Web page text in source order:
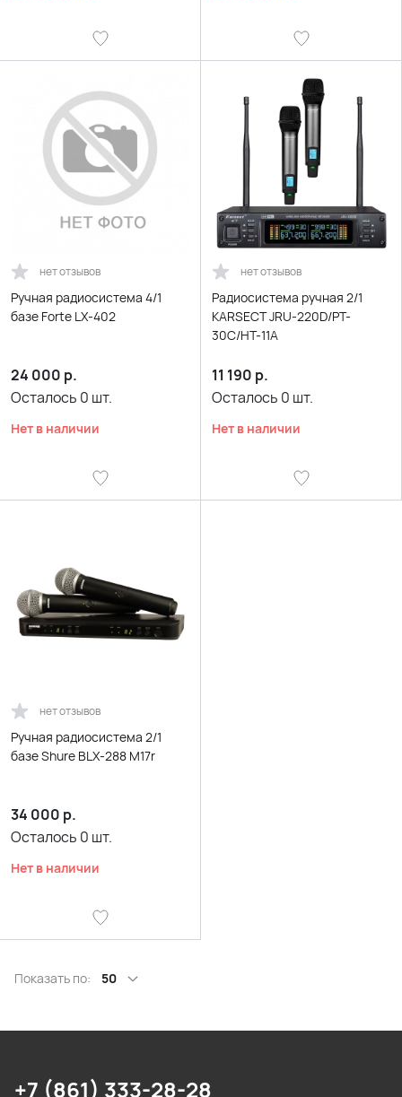
нет отзывов
Ручная радиосистема 4/1
базе Forte LX-402
24 000 р.
Осталось 0 шт.
Нет в наличии
нет отзывов
Радиосистема ручная 2/1
KARSECT JRU-220D/PT-
30C/HT-11A
11 190 р.
Осталось 0 шт.
Нет в наличии
нет отзывов
Ручная радиосистема 2/1
базе Shure BLX-288 M17r
34 000 р.
Осталось 0 шт.
Нет в наличии
Показать по: 50
+7 (861) 333-28-28